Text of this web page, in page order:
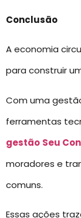
Conclusão
A economia
para construir
Com uma
ferramentas
gestão Seu
moradores e
comuns.
Essas ações